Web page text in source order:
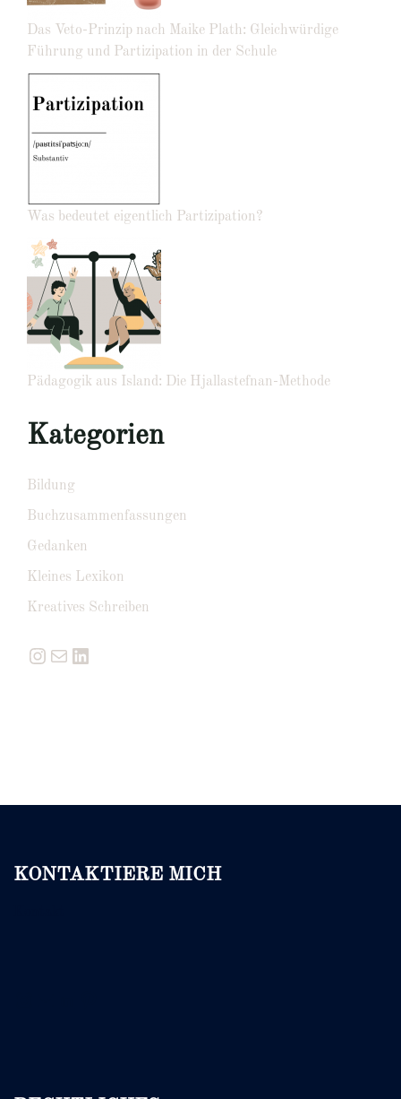
Das Veto-Prinzip nach Maike Plath: Gleichwürdige
Führung und Partizipation in der Schule
Was bedeutet eigentlich Partizipation?
Pädagogik aus Island: Die Hjallastefnan-Methode
Kategorien
Bildung
Buchzusammenfassungen
Gedanken
Kleines Lexikon
Kreatives Schreiben
Instagram
E-MailLinkedIn
KONTAKTIERE MICH